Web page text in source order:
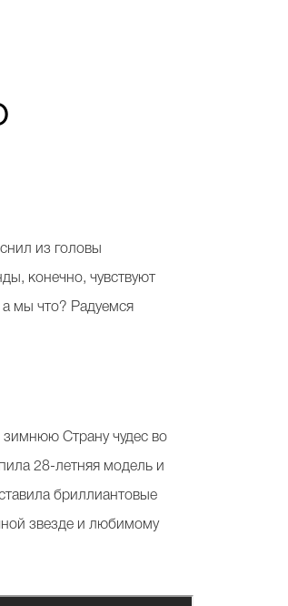
из головы
конечно, чувствуют
мы что? Радуемся
зимнюю Страну чудес во
28-летняя модель и
бриллиантовые
звезде и любимому